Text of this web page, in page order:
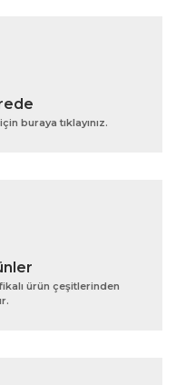
buraya tıklayınız.
ürün çeşitlerinden